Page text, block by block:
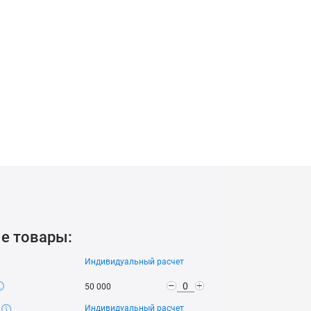
листа от ультрафиолета (UV-защита) как на
товары:
Индивидуальный расчет
50 000 - +
Индивидуальный расчет